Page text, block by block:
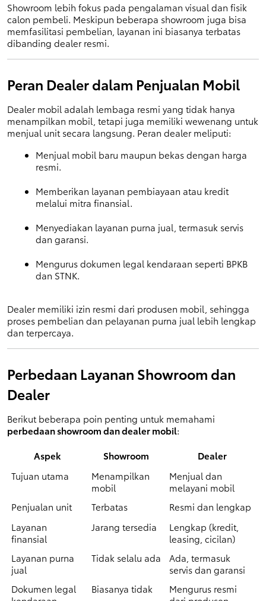
Showroom lebih fokus pada pengalaman visual dan fisik
calon pembeli. Meskipun beberapa showroom juga bisa
memfasilitasi pembelian, layanan ini biasanya terbatas
dibanding dealer resmi.
Peran Dealer dalam Penjualan Mobil
Dealer mobil adalah lembaga resmi yang tidak hanya
menampilkan mobil, tetapi juga memiliki wewenang untuk
menjual unit secara langsung. Peran dealer meliputi:
Menjual mobil baru maupun bekas dengan harga
resmi.
Memberikan layanan pembiayaan atau kredit
melalui mitra finansial.
Menyediakan layanan purna jual, termasuk servis
dan garansi.
Mengurus dokumen legal kendaraan seperti BPKB
dan STNK.
Dealer memiliki izin resmi dari produsen mobil, sehingga
proses pembelian dan pelayanan purna jual lebih lengkap
dan terpercaya.
Perbedaan Layanan Showroom dan
Dealer
perbedaan showroom dan dealer mobil:
Aspek
Showroom
Dealer
Tujuan utama
Menampilkan
mobil
Menjual dan
melayani mobil
Penjualan unit
Terbatas
Resmi dan lengkap
Layanan
finansial
Jarang tersedia
Lengkap (kredit,
leasing, cicilan)
Layanan purna
jual
Tidak selalu ada
Ada, termasuk
servis dan garansi
Dokumen legal
Biasanya tidak
Mengurus resmi